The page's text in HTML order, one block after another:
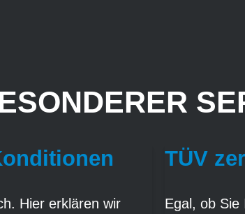
Hier erklären wir
TÜV
Egal, ob Sie